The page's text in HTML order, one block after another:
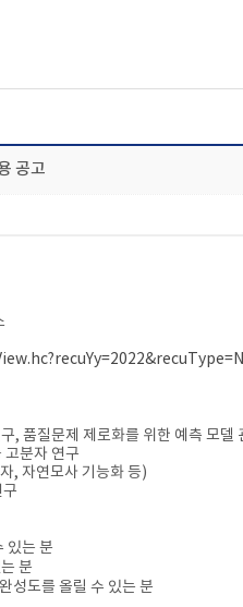
공고
, 품질문제 제로화를 위한 예측 모델
고분자 연구
, 자연모사 기능화 등)
있는 분
분
성도를 올릴 수 있는 분